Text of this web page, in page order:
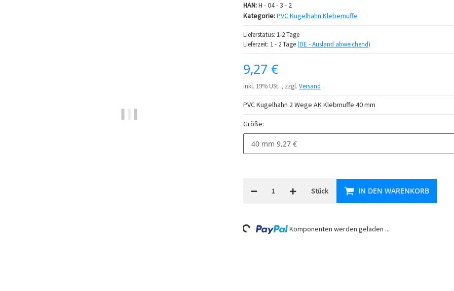
HAN:H - 04 - 3 - 2
Kategorie:PVC Kugelhahn Klebemuffe
Lieferstatus: 1-2 Tage
Lieferzeit: 1 - 2 Tage(DE - Ausland abweichend)
9,27 €
inkl. 19% USt. , zzgl. Versand
PVC Kugelhahn 2 Wege AK Klebmuffe 40 mm
Größe:
40 mm 9,27 €
Stück IN DEN WARENKORB
Loading... Komponenten werden geladen ...